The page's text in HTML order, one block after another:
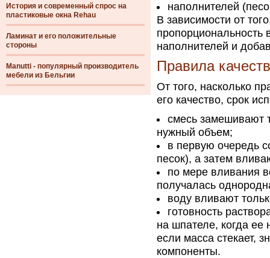
История и современный спрос на
пластиковые окна Rehau
Ламинат и его положительные
стороны
Manutti - популярный производитель
мебели из Бельгии
наполнителей
В зависимости от
наполнителей и
Правила
От того, насколько
его качество, срок
смесь замешивают
нужный объем;
в первую очередь
песок), а затем
по мере вливания
получалась
воду вливают
готовность
на шпателе, когда
если масса стекает,
компоненты.